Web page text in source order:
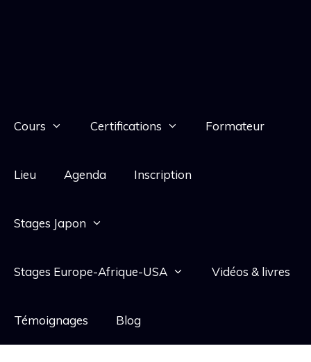
Cours Certifications Formateur
Lieu Agenda Inscription
Stages Japon
Stages Europe-Afrique-USA Vidéos & livres
Témoignages Blog